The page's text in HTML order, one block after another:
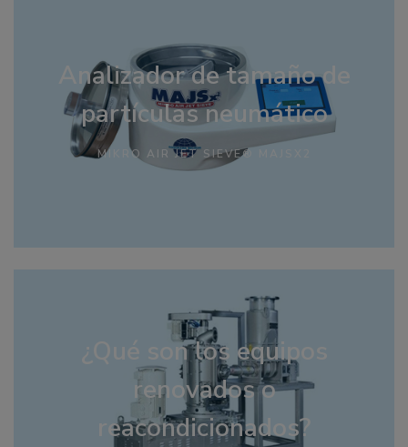
Analizador de tamaño de
partículas neumático
MIKRO AIR JET SIEVE® MAJSX2
¿Qué son los equipos
renovados o
reacondicionados?